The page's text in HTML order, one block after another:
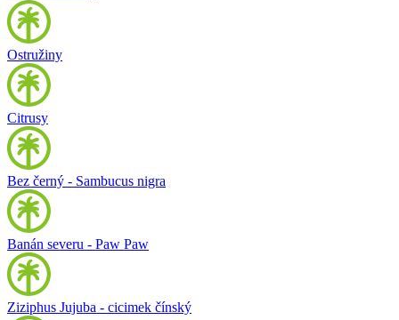
Ostružiny
Citrusy
Bez černý - Sambucus nigra
Banán severu - Paw Paw
Ziziphus Jujuba - cicimek čínský